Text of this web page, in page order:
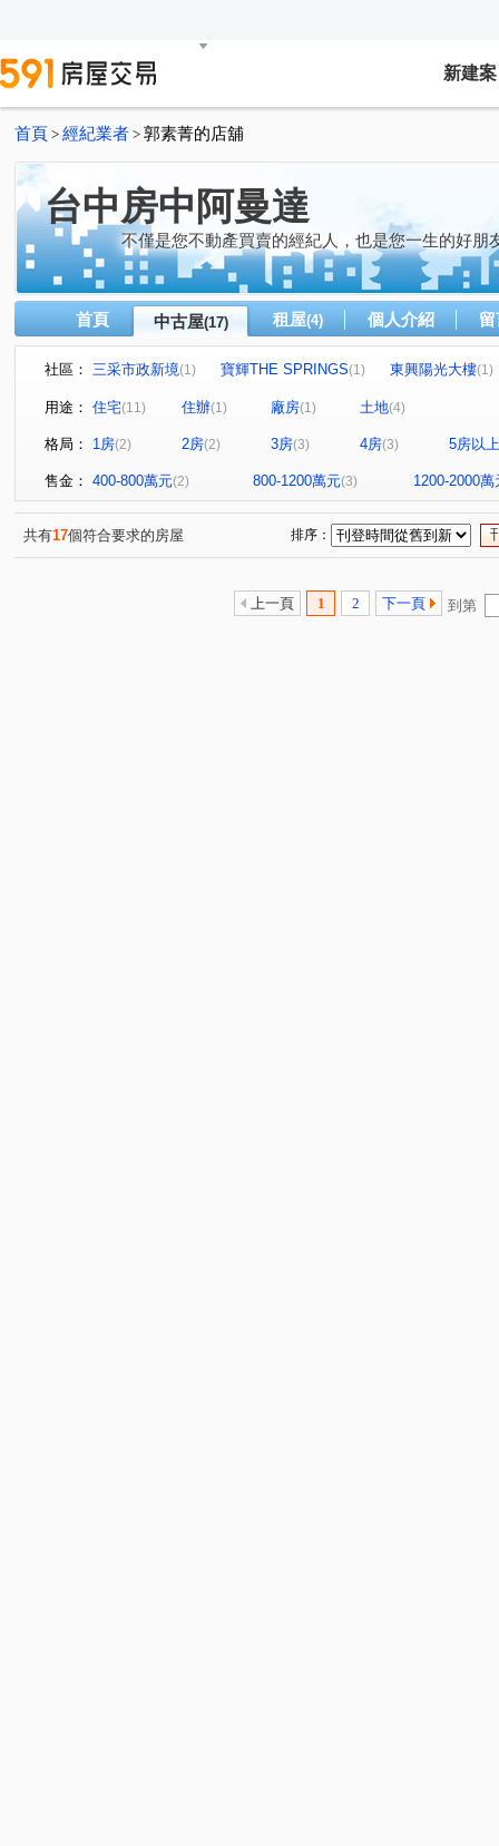
新建案
首頁 > 經紀業者 > 郭素菁的店舖
台中房中阿曼達
不僅是您不動產買賣的經紀人，也是您一生的好朋
首頁 中古屋(17) 租屋(4) 個人介紹
社區： 三采市政新境(1) 寶輝THE SPRINGS(1) 東興陽光大樓(1)
公園苑 國際鄉園 德光二城 中港晶華大樓
德富路
大業北路 溪岸路 西安街
中華路
台灣大道三段(1)
用途： 住宅(11) 住辦(1) 廠房(1) 土地(4)
格局： 1房(2) 2房(2) 3房(3) 4房(3) 5房以上
售金： 400-800萬元(2) 800-1200萬元(3) 1200-2000萬
共有17個符合要求的房屋 排序：
上一頁 1 2 下一頁 到第